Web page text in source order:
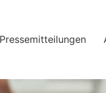
Pressemitteilungen